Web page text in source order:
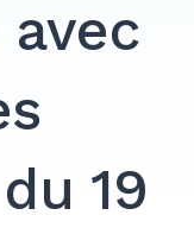
EXPAND
19